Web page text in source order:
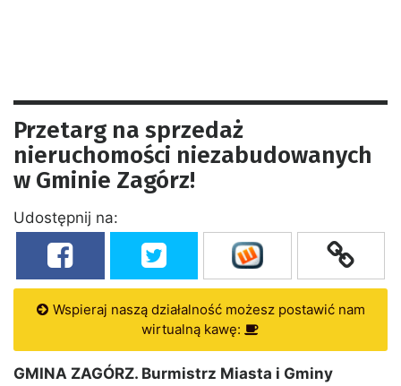
Przetarg na sprzedaż
nieruchomości niezabudowanych
w Gminie Zagórz!
Udostępnij na:
Wspieraj naszą działalność możesz postawić nam
wirtualną kawę:
GMINA ZAGÓRZ. Burmistrz Miasta i Gminy